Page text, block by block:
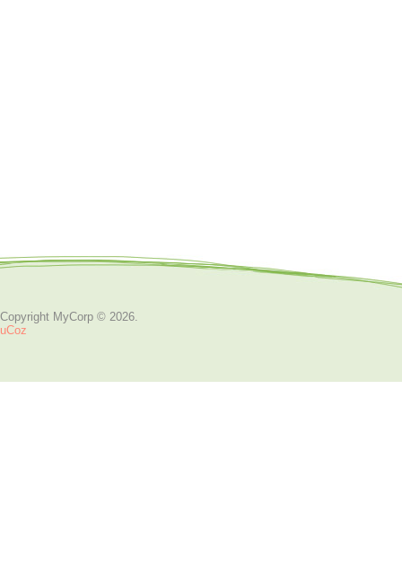
Copyright MyCorp © 2026.
uCoz